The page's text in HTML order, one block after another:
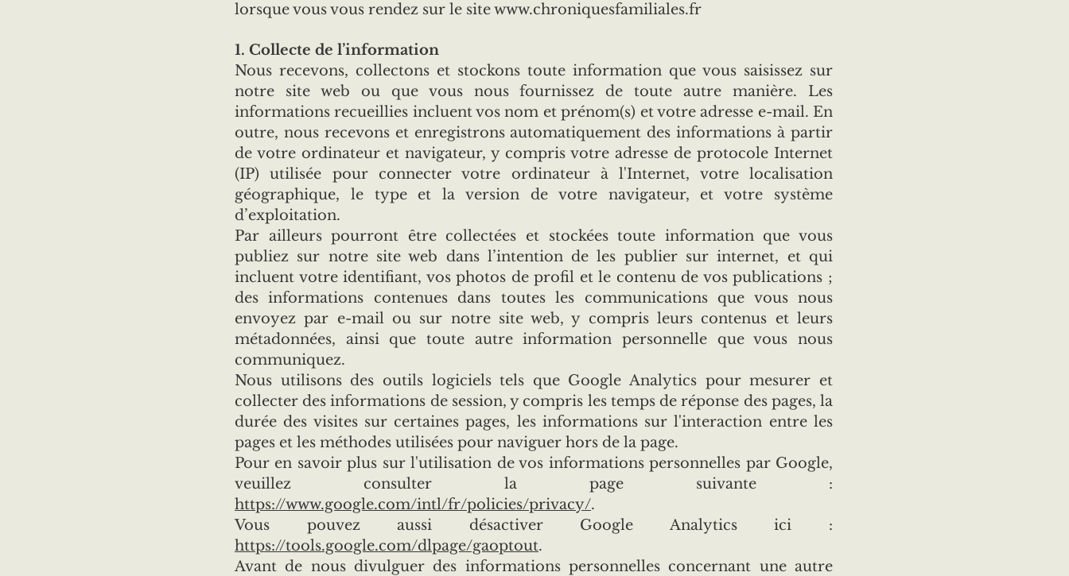
lorsque vous vous rendez sur le sitewww.chroniquesfamiliales.fr
1. Collecte de l’information
Nous recevons, collectons et stockons toute information que vous saisissez sur
notre site web ou que vous nous fournissez de toute autre manière. Les
informations recueillies incluent vos nom et prénom(s) et votre adresse e-mail. En
outre, nous recevons et enregistrons automatiquement des informations à partir
de votre ordinateur et navigateur, y compris votre adresse de protocole Internet
(IP) utilisée pour connecter votre ordinateur à l'Internet, votre localisation
géographique, le type et la version de votre navigateur, et votre système
d’exploitation.
Par ailleurs pourront être collectées et stockées toute information que vous
publiez sur notre site web dans l’intention de les publier sur internet, et qui
incluent votre identifiant, vos photos de profil et le contenu de vos publications ;
des informations contenues dans toutes les communications que vous nous
envoyez par e-mail ou sur notre site web, y compris leurs contenus et leurs
métadonnées, ainsi que toute autre information personnelle que vous nous
communiquez.
Nous utilisons des outils logiciels tels que Google Analytics pour mesurer et
collecter des informations de session, y compris les temps de réponse des pages, la
durée des visites sur certaines pages, les informations sur l'interaction entre les
pages et les méthodes utilisées pour naviguer hors de la page.
Pour en savoir plus sur l'utilisation de vos informations personnelles par Google,
veuillez consulter la page suivante :
https://www.google.com/intl/fr/policies/privacy/.
Vous pouvez aussi désactiver Google Analytics ici :
https://tools.google.com/dlpage/gaoptout.
Avant de nous divulguer des informations personnelles concernant une autre